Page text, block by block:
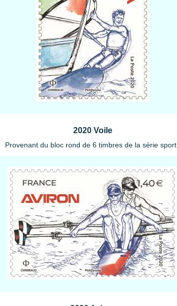
2020 Voile
Provenant du bloc rond de 6 timbres de la série sport..